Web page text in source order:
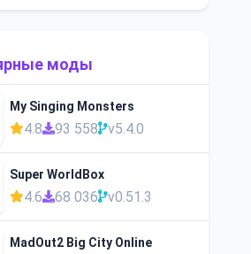
моды
My Singing Monsters
4.8 93 558 v5.4.0
Super WorldBox
4.6 68 036 v0.51.3
MadOut2 Big City Online